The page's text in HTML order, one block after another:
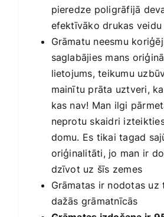
pieredze poligrāfijā
efektīvāko drukas veidu
Grāmatu neesmu
saglabājies mans
lietojums, teikumu
mainītu prāta uztveri,
kas nav! Man ilgi
neprotu skaidri
domu. Es tikai tagad
oriģinalitāti, jo man ir
dzīvot uz šīs zemes
Grāmatas ir nodotas uz
dažās grāmatnīcās